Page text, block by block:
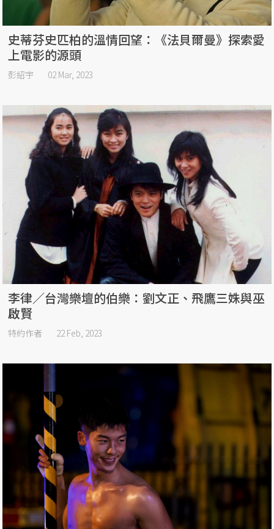
史蒂芬史匹柏的溫情回望：《法貝爾曼》探索愛
上電影的源頭
彭紹宇 02 Mar, 2023
李律／台灣樂壇的伯樂：劉文正、飛鷹三姝與巫
啟賢
特約作者 22 Feb, 2023